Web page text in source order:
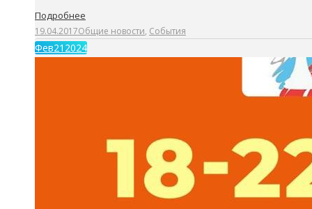
Подробнее
19.04.2017Общие новости, События
Фев21 2024